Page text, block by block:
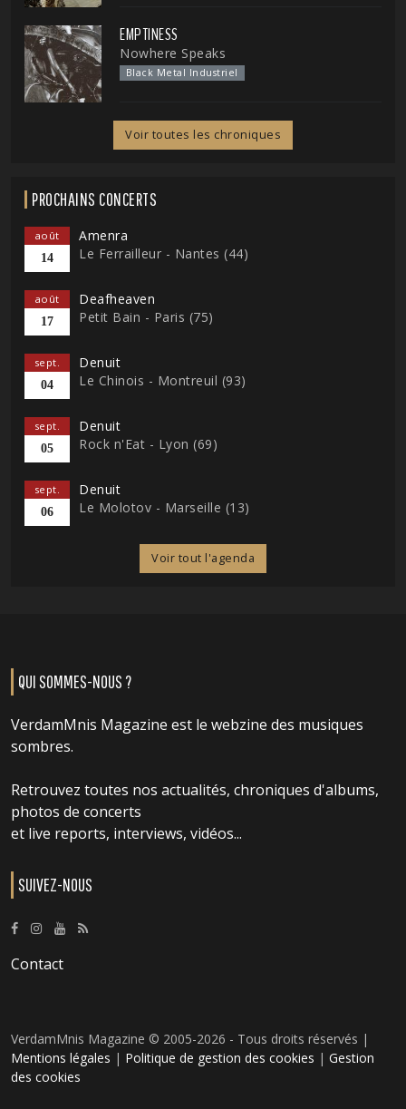
EMPTINESS
Nowhere Speaks
Black Metal Industriel
Voir toutes les chroniques
PROCHAINS CONCERTS
août
14
Amenra
Le Ferrailleur - Nantes (44)
août
17
Deafheaven
Petit Bain - Paris (75)
sept.
04
Denuit
Le Chinois - Montreuil (93)
sept.
05
Denuit
Rock n'Eat - Lyon (69)
sept.
06
Denuit
Le Molotov - Marseille (13)
Voir tout l'agenda
QUI SOMMES-NOUS ?
VerdamMnis Magazine est le webzine des musiques
sombres.
Retrouvez toutes nos actualités, chroniques d'albums,
photos de concerts
et live reports, interviews, vidéos...
SUIVEZ-NOUS
Contact
VerdamMnis Magazine © 2005-2026 - Tous droits réservés |
Mentions légales | Politique de gestion des cookies | Gestion
des cookies